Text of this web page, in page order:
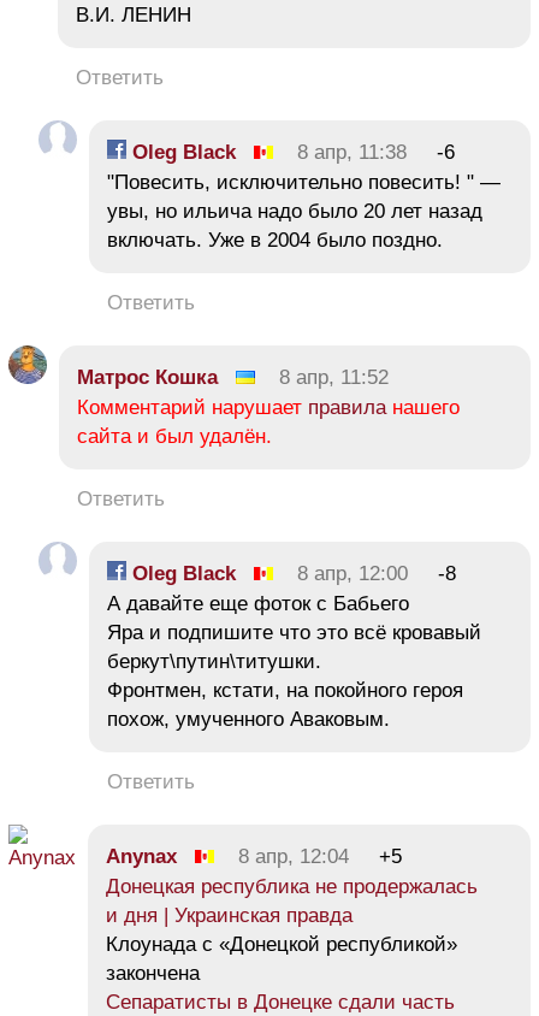
В.И. ЛЕНИН
Ответить
Oleg Black 8 апр, 11:38
-6
"Повесить, исключительно повесить! " —
увы, но ильича надо было 20 лет назад
включать. Уже в 2004 было поздно.
Ответить
Матрос Кошка
8 апр, 11:52
Комментарий нарушает правиланашего
сайта и был удалён.
Ответить
Oleg Black 8 апр, 12:00
-8
А давайте еще фоток с Бабьего
Яра и подпишите что это всё кровавый
беркут\путин\титушки.
Фронтмен, кстати, на покойного героя
похож, умученного Аваковым.
Ответить
Anynax 8 апр, 12:04
+5
Донецкая республика не продержалась
и дня | Украинская правда
Клоунада с «Донецкой республикой»
закончена
Сепаратисты в Донецке сдали часть